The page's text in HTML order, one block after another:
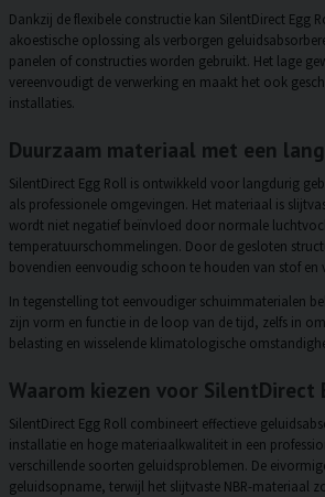
Dankzij de flexibele constructie kan SilentDirect Egg
akoestische oplossing als verborgen
panelen of constructies worden gebruikt. Het lage
vereenvoudigt de verwerking en maakt het ook
installaties.
Duurzaam materiaal met een
SilentDirect Egg Roll is ontwikkeld voor langdurig
als professionele omgevingen. Het materiaal is
wordt niet negatief beïnvloed door normale
temperatuurschommelingen. Door de gesloten
bovendien eenvoudig schoon te houden van stof en
In tegenstelling tot eenvoudiger schuimmaterialen
zijn vorm en functie in de loop van de tijd, zelfs in
belasting en wisselende klimatologische
Waarom kiezen voor SilentDirect
SilentDirect Egg Roll combineert effectieve
installatie en hoge materiaalkwaliteit in een
verschillende soorten geluidsproblemen. De
geluidsopname, terwijl het slijtvaste NBR-materiaal